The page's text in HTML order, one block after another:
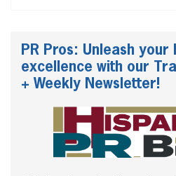
PR Pros: Unleash your
excellence with our
+ Weekly Newsletter!